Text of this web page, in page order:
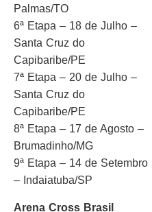
Palmas/TO
6ª Etapa – 18 de Julho –
Santa Cruz do
Capibaribe/PE
7ª Etapa – 20 de Julho –
Santa Cruz do
Capibaribe/PE
8ª Etapa – 17 de Agosto –
Brumadinho/MG
9ª Etapa – 14 de Setembro
– Indaiatuba/SP
Arena Cross Brasil